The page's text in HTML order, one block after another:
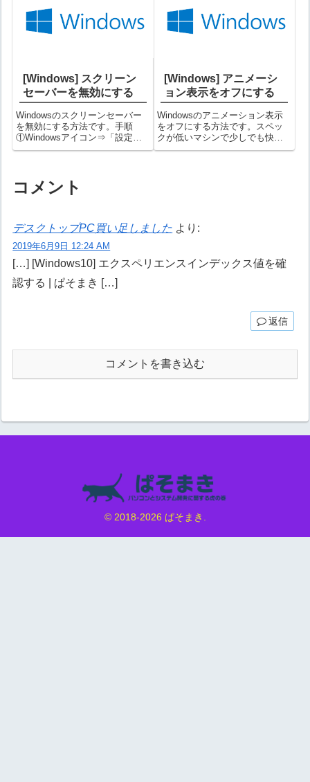
③プロパティ画面にて「ツー
ル」タブを選択→「最適化(O)...
②フォルダーオプション画面の
「全般」タブで、「消去」ボタ
ンを押して「...
[Windows] スクリーン
セーバーを無効にする
Windowsのスクリーンセーバー
を無効にする方法です。手順
①Windowsアイコン⇒「設定」
アイコンをクリックする②「個
画面右側で「スクリーンセーバ
ー設定」をクリックする④スク
[Windows] アニメーシ
ョン表示をオフにする
Windowsのアニメーション表示
をオフにする方法です。スペッ
クが低いマシンで少しでも快適
にWindowsを使いたい時に有効
コメント
デスクトップPC買い足しました より:
2019年6月9日 12:24 AM
[…] [Windows10] エクスペリエンスインデックス値を確
認する | ぱそまき […]
返信
コメントを書き込む
© 2018-2026 ぱそまき.